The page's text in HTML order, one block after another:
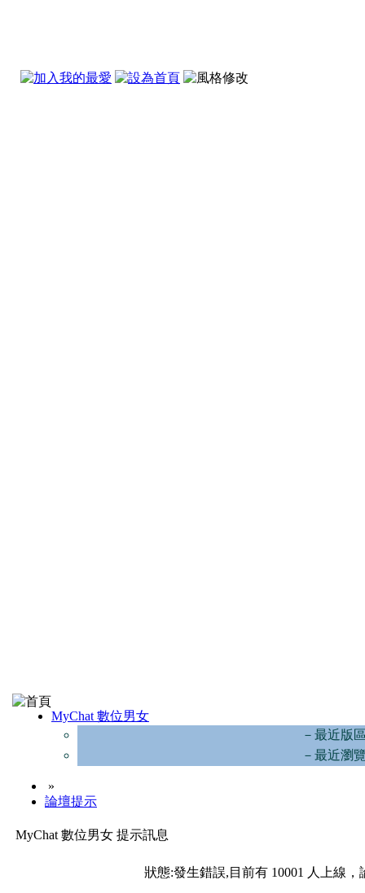
MyChat 數位男女
－最近版
－最近瀏
»
論壇提示
MyChat 數位男女 提示訊息
狀態:發生錯誤,目前有 10001 人上線